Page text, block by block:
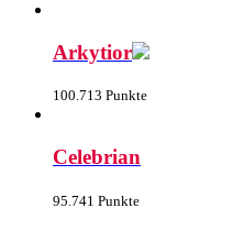
Arkytior
100.713 Punkte
Celebrian
95.741 Punkte